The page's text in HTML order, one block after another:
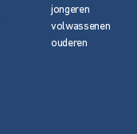
jongeren
volwassenen
ouderen